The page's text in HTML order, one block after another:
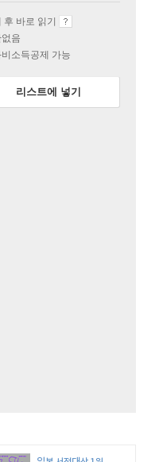
후 바로 읽기
음
비소득공제 가능
리스트에 넣기